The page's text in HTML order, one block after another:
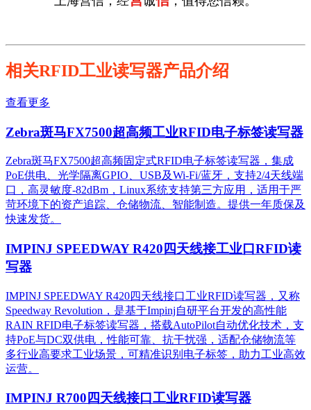
相关RFID工业读写器产品介绍
查看更多
Zebra斑马FX7500超高频工业RFID电子标签读写器
Zebra斑马FX7500超高频固定式RFID电子标签读写器，集成
PoE供电、光学隔离GPIO、USB及Wi-Fi/蓝牙，支持2/4天线端
口，高灵敏度-82dBm，Linux系统支持第三方应用，适用于严
苛环境下的资产追踪、仓储物流、智能制造。提供一年质保及
快速发货。
IMPINJ SPEEDWAY R420四天线接工业口RFID读
写器
IMPINJ SPEEDWAY R420四天线接口工业RFID读写器，又称
Speedway Revolution，是基于Impinj自研平台开发的高性能
RAIN RFID电子标签读写器，搭载AutoPilot自动优化技术，支
持PoE与DC双供电，性能可靠、抗干扰强，适配仓储物流等
多行业高要求工业场景，可精准识别电子标签，助力工业高效
运营。​
IMPINJ R700四天线接口工业RFID读写器